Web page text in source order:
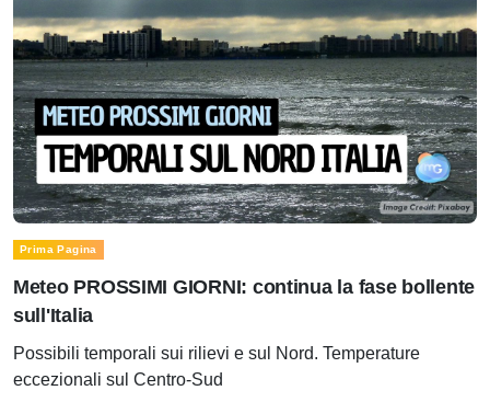
Prima Pagina
Meteo PROSSIMI GIORNI: continua la fase bollente
sull'Italia
Possibili temporali sui rilievi e sul Nord. Temperature
eccezionali sul Centro-Sud